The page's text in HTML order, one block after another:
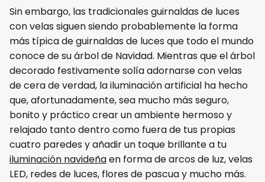
Sin embargo, las tradicionales guirnaldas de luces
con velas siguen siendo probablemente la forma
más típica de guirnaldas de luces que todo el mundo
conoce de su árbol de Navidad. Mientras que el árbol
decorado festivamente solía adornarse con velas
de cera de verdad, la iluminación artificial ha hecho
que, afortunadamente, sea mucho más seguro,
bonito y práctico crear un ambiente hermoso y
relajado tanto dentro como fuera de tus propias
cuatro paredes y añadir un toque brillante a tu
iluminación navideñaen forma de arcos de luz, velas
LED, redes de luces, flores de pascua y mucho más.